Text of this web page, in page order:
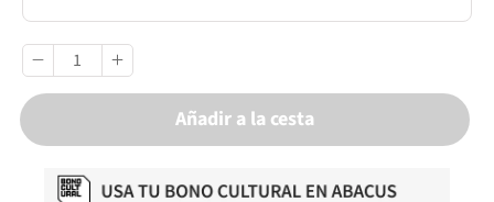
Añadir a la cesta